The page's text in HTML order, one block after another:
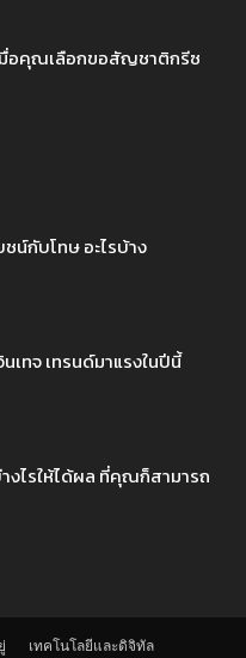
มื่อคุณเลือกขอสัญชาติกรีซ
น์กับโทษ อะไรบ้าง
เทจ เทรนด์มาแรงในปีนี้
งไรให้ได้ผล ที่คุณก็สามารถ
เทคโนโลยีและดิจิทัล